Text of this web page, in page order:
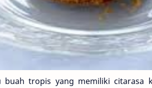
buah tropis yang memiliki citarasa